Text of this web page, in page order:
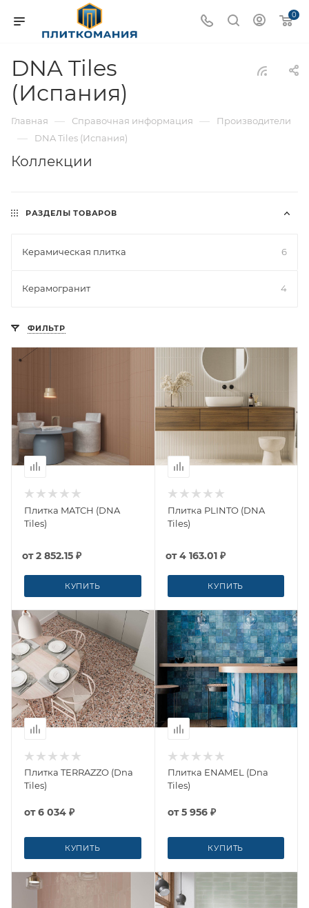
0
DNA Tiles
(Испания)
Главная — Справочная информация — Производители
— DNA Tiles (Испания)
Коллекции
РАЗДЕЛЫ ТОВАРОВ
Керамическая плитка 6
Керамогранит 4
ФИЛЬТР
Плитка MATCH (DNA
Tiles)
от2 852.15 ₽
КУПИТЬ
Плитка PLINTO (DNA
Tiles)
от4 163.01 ₽
КУПИТЬ
Плитка TERRAZZO (Dna
Tiles)
от6 034 ₽
КУПИТЬ
Плитка ENAMEL (Dna
Tiles)
от5 956 ₽
КУПИТЬ